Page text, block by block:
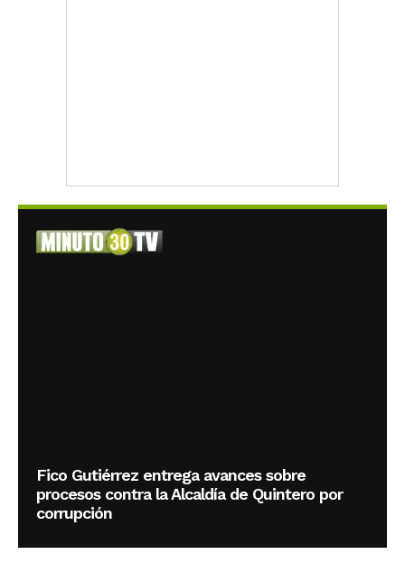
Fico Gutiérrez entrega avances sobre
procesos contra la Alcaldía de Quintero por
corrupción